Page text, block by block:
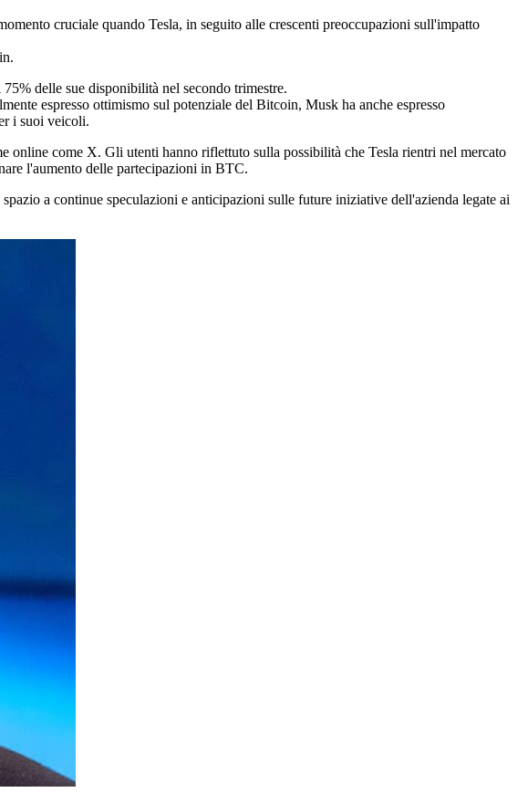
cruciale quando Tesla, in seguito alle crescenti preoccupazioni sull'impatto
delle sue disponibilità nel secondo trimestre.
espresso ottimismo sul potenziale del Bitcoin, Musk ha anche espresso
i suoi veicoli.
come X. Gli utenti hanno riflettuto sulla possibilità che Tesla rientri nel mercato
l'aumento delle partecipazioni in BTC.
a continue speculazioni e anticipazioni sulle future iniziative dell'azienda legate ai